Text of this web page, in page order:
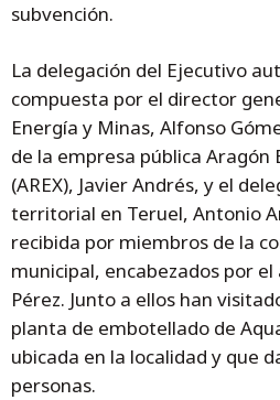
subvención.
La delegación del Ejecutivo
compuesta por el director
Energía y Minas, Alfonso
de la empresa pública Aragón
(AREX), Javier Andrés, y el
territorial en Teruel, Antonio
recibida por miembros de la
municipal, encabezados por el
Pérez. Junto a ellos han
planta de embotellado de
ubicada en la localidad y que
personas.